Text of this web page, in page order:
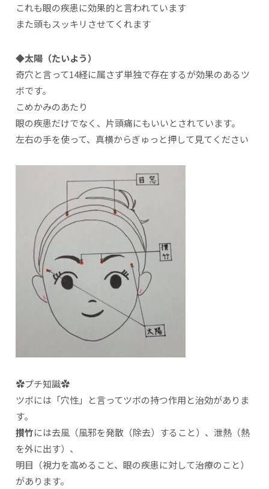
これも眼の疾患に効果的と言われています
また頭もスッキリさせてくれます
◆太陽（たいよう）
奇穴と言って14経に属さず単独で存在するが効果のあるツ
ボです。
こめかみのあたり
眼の疾患だけでなく、片頭痛にもいいとされています。
左右の手を使って、真横からぎゅっと押して見てください
✿プチ知識✿
ツボには「穴性」と言ってツボの持つ作用と治効がありま
す。
攅竹には去風（風邪を発散（除去）すること）、泄熱（熱
を外に出す）、
明目（視力を高めること、眼の疾患に対して治療のこと）
があります。